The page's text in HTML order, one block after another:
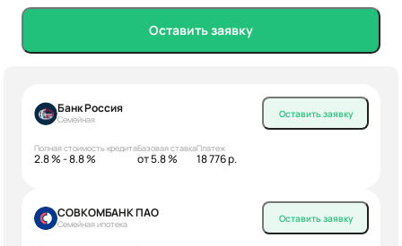
Оставить заявку
Банк Россия
Семейная
Полная стоимость кредита
2.8 % - 8.8 %
Базовая ставка
от 5.8 %
Платеж
18 776 р.
Оставить заявку
СОВКОМБАНК ПАО
Семейная ипотека Оставить заявку